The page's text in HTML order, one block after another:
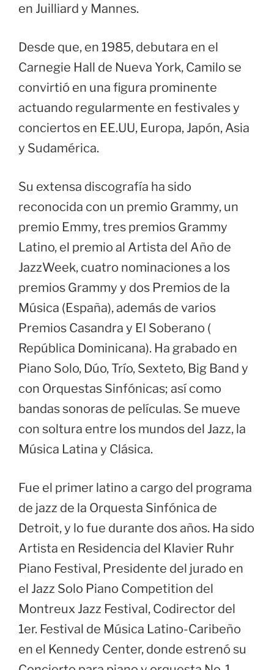
en Juilliard y Mannes.
Desde que, en 1985, debutara en el
Carnegie Hall de Nueva York, Camilo se
convirtió en una figura prominente
actuando regularmente en festivales y
conciertos en EE.UU, Europa, Japón, Asia
y Sudamérica.
Su extensa discografía ha sido
reconocida con un premio Grammy, un
premio Emmy, tres premios Grammy
Latino, el premio al Artista del Año de
JazzWeek, cuatro nominaciones a los
premios Grammy y dos Premios de la
Música (España), además de varios
Premios Casandra y El Soberano (
República Dominicana). Ha grabado en
Piano Solo, Dúo, Trío, Sexteto, Big Band y
con Orquestas Sinfónicas; así como
bandas sonoras de películas. Se mueve
con soltura entre los mundos del Jazz, la
Música Latina y Clásica.
Fue el primer latino a cargo del programa
de jazz de la Orquesta Sinfónica de
Detroit, y lo fue durante dos años. Ha sido
Artista en Residencia del Klavier Ruhr
Piano Festival, Presidente del jurado en
el Jazz Solo Piano Competition del
Montreux Jazz Festival, Codirector del
1er. Festival de Música Latino-Caribeño
en el Kennedy Center, donde estrenó su